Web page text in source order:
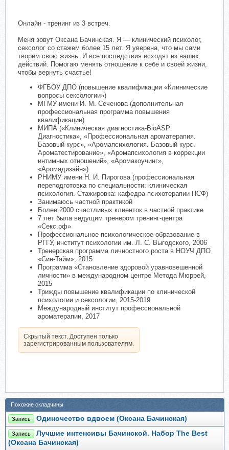
Онлайн - тренинг из 3 встреч.
Меня зовут Оксана Бачинская. Я — клинический психолог,
сексолог со стажем более 15 лет. Я уверена, что мы сами
творим свою жизнь. И все последствия исходят из наших
действий. Помогаю менять отношение к себе и своей жизни,
чтобы вернуть счастье!
ФГБОУ ДПО (повышение квалификации «Клинические
вопросы сексологии»)
МГМУ имени И. М. Сеченова (дополнительная
профессиональная программа повышения
квалификации)
МИПА («Клиническая диагностика-BioASP
Диагностика», «Профессиональная ароматерапия.
Базовый курс», «Аромапсихология. Базовый курс.
Ароматестирование», «Аромапсихология в коррекции
интимных отношений», «Аромакоучинг»,
«Аромадизайн»)
РНИМУ имени Н. И. Пирогова (профессиональная
переподготовка по специальности: клиническая
психология. Стажировка: кафедра психотерапии ПСФ)
Занимаюсь частной практикой
Более 2000 счастливых клиенток в частной практике
7 лет была ведущим тренером тренинг-центра
«Секс.рф»
Профессиональное психологическое образование в
РГГУ, институт психологии им. Л. С. Выгодского, 2006
Тренерская программа личностного роста в НОУЧ ДПО
«Син-Тайм», 2015
Программа «Становление здоровой уравновешенной
личности» в международном центре Метода Мюррей,
2015
Трижды повышение квалификации по клинической
психологии и сексологии, 2015-2019
Международный институт профессиональной
ароматерапии, 2017
Скрытый текст. Доступен только
зарегистрированным пользователям.
Похожие складчины
Запись Одиночество вдвоем (Оксана Бачинская)
Запись
Лучшие интенсивы Бачинской. Набор The Best
(Оксана Бачинская)